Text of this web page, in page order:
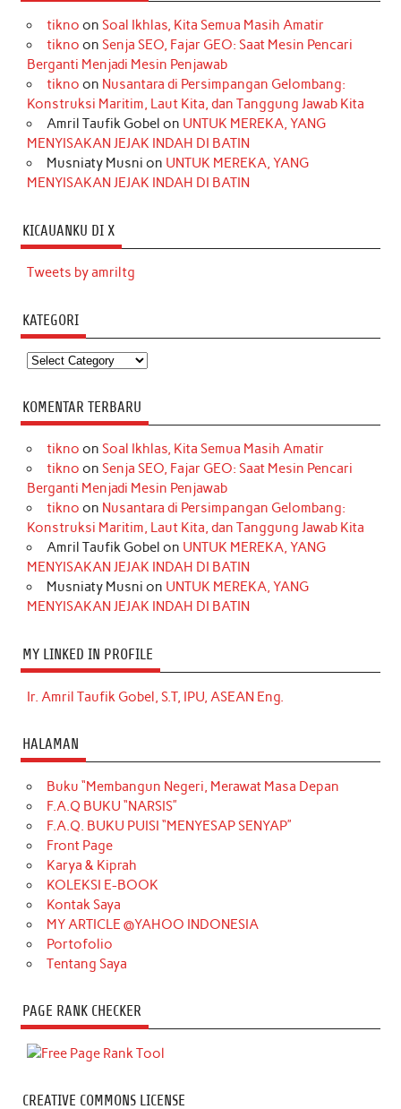
tikno on Soal Ikhlas, Kita Semua Masih Amatir
tikno on Senja SEO, Fajar GEO: Saat Mesin Pencari
Berganti Menjadi Mesin Penjawab
tikno on Nusantara di Persimpangan Gelombang:
Konstruksi Maritim, Laut Kita, dan Tanggung Jawab Kita
Amril Taufik Gobel on UNTUK MEREKA, YANG
MENYISAKAN JEJAK INDAH DI BATIN
Musniaty Musni on UNTUK MEREKA, YANG
MENYISAKAN JEJAK INDAH DI BATIN
KICAUANKU DI X
Tweets by amriltg
KATEGORI
Kategori
KOMENTAR TERBARU
tikno on Soal Ikhlas, Kita Semua Masih Amatir
tikno on Senja SEO, Fajar GEO: Saat Mesin Pencari
Berganti Menjadi Mesin Penjawab
tikno on Nusantara di Persimpangan Gelombang:
Konstruksi Maritim, Laut Kita, dan Tanggung Jawab Kita
Amril Taufik Gobel on UNTUK MEREKA, YANG
MENYISAKAN JEJAK INDAH DI BATIN
Musniaty Musni on UNTUK MEREKA, YANG
MENYISAKAN JEJAK INDAH DI BATIN
MY LINKED IN PROFILE
Ir. Amril Taufik Gobel, S.T, IPU, ASEAN Eng.
HALAMAN
Buku “Membangun Negeri, Merawat Masa Depan
F.A.Q BUKU “NARSIS”
F.A.Q. BUKU PUISI “MENYESAP SENYAP”
Front Page
Karya & Kiprah
KOLEKSI E-BOOK
Kontak Saya
MY ARTICLE @YAHOO INDONESIA
Portofolio
Tentang Saya
PAGE RANK CHECKER
CREATIVE COMMONS LICENSE